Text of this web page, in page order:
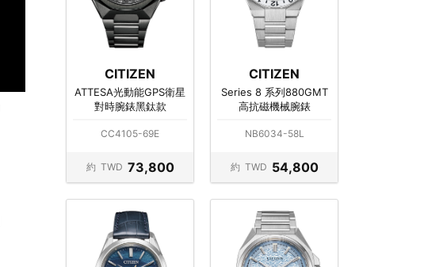
CITIZEN
ATTESA光動能GPS衛星
對時腕錶黑鈦款
CC4105-69E
約 TWD 73,800
CITIZEN
Series 8 系列880GMT
高抗磁機械腕錶
NB6034-58L
約 TWD 54,800